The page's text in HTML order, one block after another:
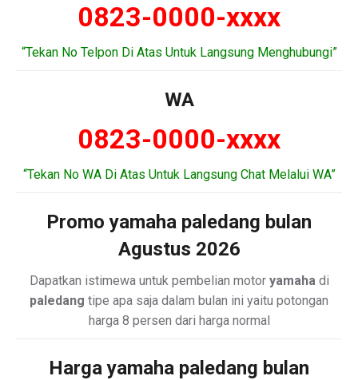
0823-0000-xxxx
“Tekan No Telpon Di Atas Untuk Langsung Menghubungi”
WA
0823-0000-xxxx
“Tekan No WA Di Atas Untuk Langsung Chat Melalui WA”
Promo yamaha paledang bulan
Agustus 2026
Dapatkan istimewa untuk pembelian motor yamahadi
paledang tipe apa saja dalam bulan ini yaitu potongan
harga 8 persen dari harga normal
Harga yamaha paledang bulan